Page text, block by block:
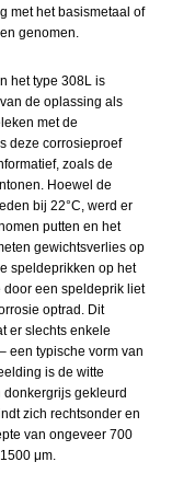
met het basismetaal of
genomen.
het type 308L is
de oplassing als
met de
deze corrosieproef
zoals de
Hoewel de
bij 22°C, werd er
putten en het
gewichtsverlies op
speldeprikken op het
een speldeprik liet
optrad. Dit
er slechts enkele
een typische vorm van
is de witte
gekleurd
zich rechtsonder en
van ongeveer 700
μm.